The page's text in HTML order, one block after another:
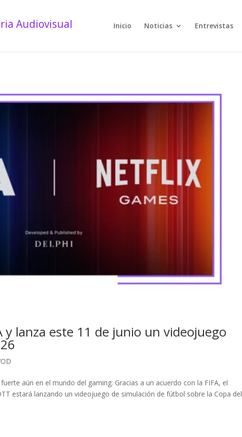
Inicio Noticias Entrevistas
y lanza este 11 de junio un videojuego
aún en el mundo del gaming. Gracias a un acuerdo con la FIFA, el
estará lanzando un videojuego de simulación de fútbol sobre la Copa del